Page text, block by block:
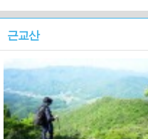
근교산